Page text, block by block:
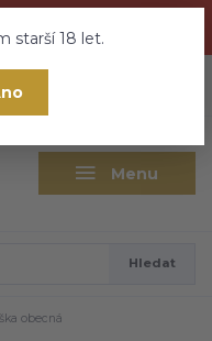
a ještě mnohem víc
starší 18 let.
Menu
Hledat
obecná